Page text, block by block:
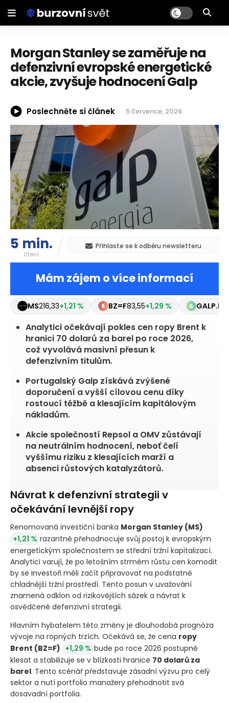
Morgan Stanley se zaměřuje na
defenzivní evropské energetické
akcie, zvyšuje hodnocení Galp
Poslechněte si článek 5 července, 2026
5 min.
čtení
Přihlaste se k odběru newsletteru
Mám zájem o více informací
MS216,33+1,21 % BZ=F83,55+1,29 % GALP.LS
Analytici očekávají pokles cen ropy Brent k
hranici 70 dolarů za barel po roce 2026,
což vyvolává masivní přesun k
defenzivním titulům.
Portugalský Galp získává zvýšené
doporučení a vyšší cílovou cenu díky
rostoucí těžbě a klesajícím kapitálovým
nákladům.
Akcie společností Repsol a OMV zůstávají
na neutrálním hodnocení, neboť čelí
vyššímu riziku z klesajících marží a
absenci růstových katalyzátorů.
Návrat k defenzivní strategii v
očekávání levnější ropy
Renomovaná investiční banka Morgan Stanley (MS)
+1,21 % razantně přehodnocuje svůj postoj k evropským
energetickým společnostem se střední tržní kapitalizací.
Analytici varují, že po letošním strmém růstu cen komodit
by se investoři měli začít připravovat na podstatně
chladnější tržní prostředí. Tento posun v uvažování
znamená odklon od rizikovějších sázek a návrat k
osvědčené defenzivní strategii.
Hlavním hybatelem této změny je dlouhodobá prognóza
vývoje na ropných trzích. Očekává se, že cena ropy
Brent (BZ=F) +1,29 % bude po roce 2026 postupně
klesat a stabilizuje se v blízkosti hranice 70 dolarů za
barel. Tento scénář představuje zásadní výzvu pro celý
sektor a nutí portfolio manažery přehodnotit svá
dosavadní portfolia.